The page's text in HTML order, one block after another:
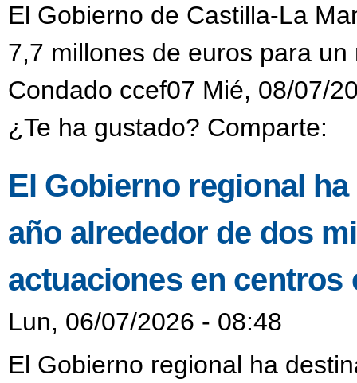
El Gobierno de Castilla-La
7,7 millones de euros para
Condado ccef07 Mié, 08/07/
¿Te ha gustado? Comparte:
El Gobierno regional
año alrededor de dos
actuaciones en centros
Lun, 06/07/2026 - 08:48
El Gobierno regional ha